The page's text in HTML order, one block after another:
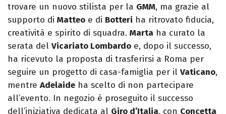
trovare un nuovo stilista per la GMM, ma grazie al
supporto di Matteo e di Botteri ha ritrovato fiducia,
creatività e spirito di squadra. Marta ha curato la
serata del Vicariato Lombardo e, dopo il successo,
ha ricevuto la proposta di trasferirsi a Roma per
seguire un progetto di casa-famiglia per il Vaticano,
mentre Adelaide ha scelto di non partecipare
all’evento. In negozio è proseguito il successo
dell’iniziativa dedicata al Giro d’Italia, con Concetta